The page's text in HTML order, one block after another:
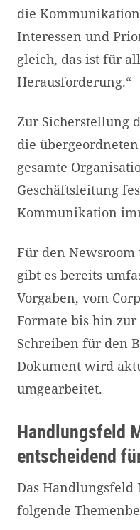
die
Interessen und
gleich, das ist für
Herausforderung.“
Zur Sicherstellung
die
gesamte
Geschäftsleitung
Kommunikation
Für den
gibt es bereits
Vorgaben, vom
Formate bis hin
Schreiben für den
Dokument wird
umgearbeitet.
Handlungsfeld
entscheidend
Das Handlungsfeld
folgende